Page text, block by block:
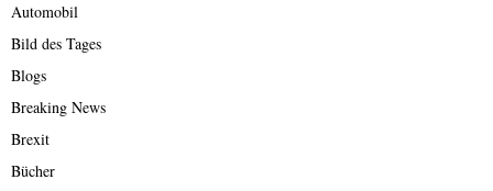
Automobil
Bild des Tages
Blogs
Breaking News
Brexit
Bücher